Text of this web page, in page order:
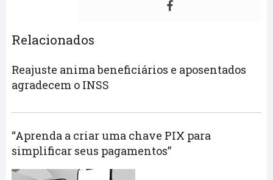
Relacionados
Reajuste anima beneficiários e aposentados
agradecem o INSS
“Aprenda a criar uma chave PIX para
simplificar seus pagamentos”